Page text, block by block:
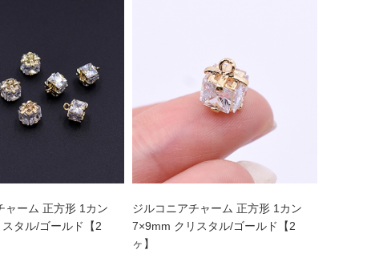
ャーム 正方形 1カン
タル/ゴールド【2
ジルコニアチャーム 正方形 1カン
7×9mm クリスタル/ゴールド【2
ヶ】